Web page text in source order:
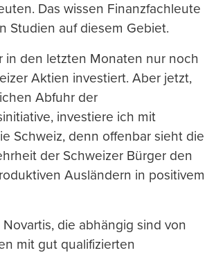
Das wissen Finanzfachleute
Studien auf diesem Gebiet.
in den letzten Monaten nur noch
Aktien investiert. Aber jetzt,
Abfuhr der
investiere ich mit
Schweiz, denn offenbar sieht die
der Schweizer Bürger den
Ausländern in positivem
die abhängig sind von
mit gut qualifizierten